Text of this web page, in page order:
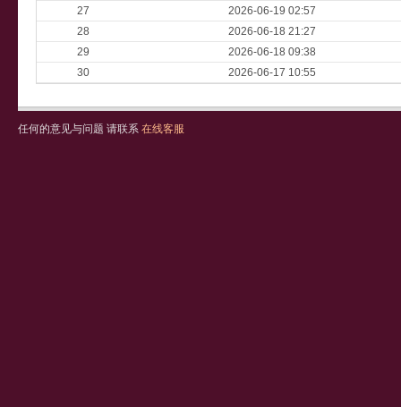
27
2026-06-19 02:57
28
2026-06-18 21:27
29
2026-06-18 09:38
30
2026-06-17 10:55
任何的意见与问题 请联系 在线客服